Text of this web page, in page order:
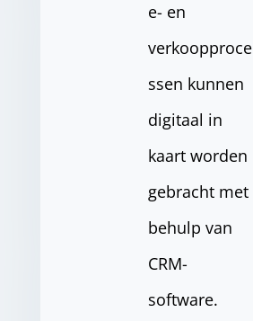
e- en
verkoopproce
ssen kunnen
digitaal in
kaart worden
gebracht met
behulp van
CRM-
software.